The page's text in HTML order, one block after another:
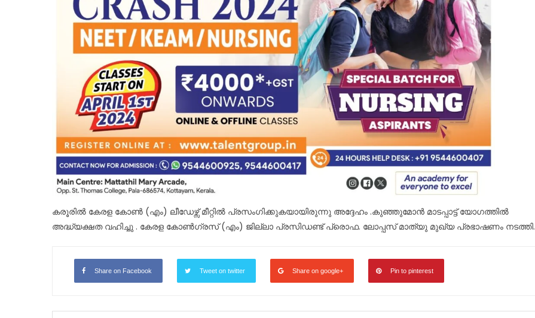
കരൂരിൽ കേരള കോൺ (എം) ലീഡേഴ്സ് മീറ്റിൽ പ്രസംഗിക്കുകയായിരുന്നു അദ്ദേഹം .കുഞ്ഞുമോൻ മാടപ്പാട്ട് യോഗത്തിൽ
അദ്ധ്യക്ഷത വഹിച്ചു . കേരള കോൺഗ്രസ് (എം) ജില്ലാ പ്രസിഡണ്ട് പ്രൊഫ. ലോപ്പസ് മാത്യു മുഖ്യ പ്രഭാഷണം നടത്തി.
Share on Facebook Tweet on twitter Share on google+ Pin to pinterest